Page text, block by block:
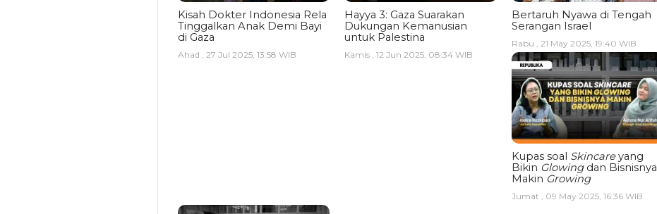
Kisah Dokter Indonesia Rela
Tinggalkan Anak Demi Bayi
di Gaza
Ahad , 27 Jul 2025, 13:58 WIB
Hayya 3: Gaza Suarakan
Dukungan Kemanusian
untuk Palestina
Kamis , 12 Jun 2025, 08:34 WIB
Bertaruh Nyawa di Tengah
Serangan Israel
Rabu , 21 May 2025, 19:40 WIB
Kupas soal Skincareyang
Bikin Glowingdan Bisnisnya
Makin Growing
Jumat , 09 May 2025, 16:36 WIB